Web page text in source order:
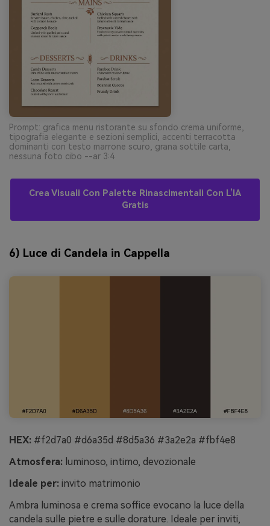
Prompt: grafica menu ristorante su sfondo crema uniforme,
tipografia elegante e sezioni semplici, accenti terracotta
dominanti con testo marrone scuro, grana sottile carta,
nessuna foto cibo --ar 3:4
Crea Visuali Con Palette Rinascimentali Con L’IA
Gratis
6) Luce di Candela in Cappella
HEX: #f2d7a0 #d6a35d #8d5a36 #3a2e2a #fbf4e8
Atmosfera: luminoso, intimo, devozionale
Ideale per: invito matrimonio
Ambra luminosa e crema soffice evocano la luce della
candela sulle pietre e sulle dorature. Ideale per inviti,